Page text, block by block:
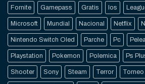
Fornite Gamepass Gratis Ios
Microsoft Mundial Nacional Netflix
Nintendo Switch Oled Parche Pc
Playstation Pokemon Polemica Ps
Shooter Sony Steam Terror Torneo